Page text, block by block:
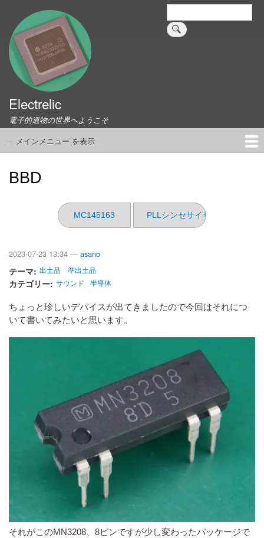
検
索
Electrelic
電子的遺物の世界へようこそ
メ
— メインメニュー を表示
BBD
MC145163 PLLシンセサイザ（その8）
2023-07-23 13:34 — asano
テーマ 出土品 準出土品
カテゴリー サウンド 半導体
ちょっと珍しいデバイスが出てきましたので今回はそれにつ
いて書いてみたいと思います。
それがこのMN3208、8ピンですが少し変わったパッケージで